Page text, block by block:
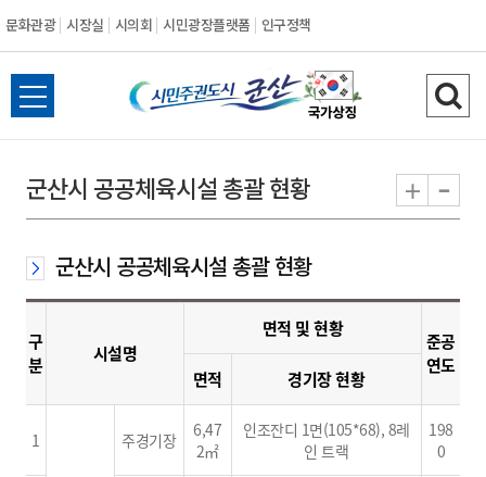
문화관광 시장실 시의회 시민광장플랫폼 인구정책
시
민
주
권
도
시
군
산
전
체
뉴
열
검
색
기
군산시 공공체육시설 총괄 현황 + -
군산시 공공체육시설 총괄 현황
구
분
시설명
면적 및 현황
준공
연도
면적 경기장 현황
1 주경기장
6,47
2㎡
인조잔디 1면(105*68), 8레
인 트랙
198
0